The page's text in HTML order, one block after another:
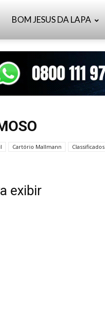
Notícias
Lapa
BOM JESUS DA LAPA
Cartório Mallmann Classificados
exibir